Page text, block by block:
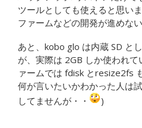
ツールとしても使えると思い
ファームなどの開発が進めな
あと、kobo glo は内蔵 SD と
が、実際は 2GB しか使われ
ァームでは fdisk とresize2fs
何が言いたいかわかった人は
してませんが・・
)